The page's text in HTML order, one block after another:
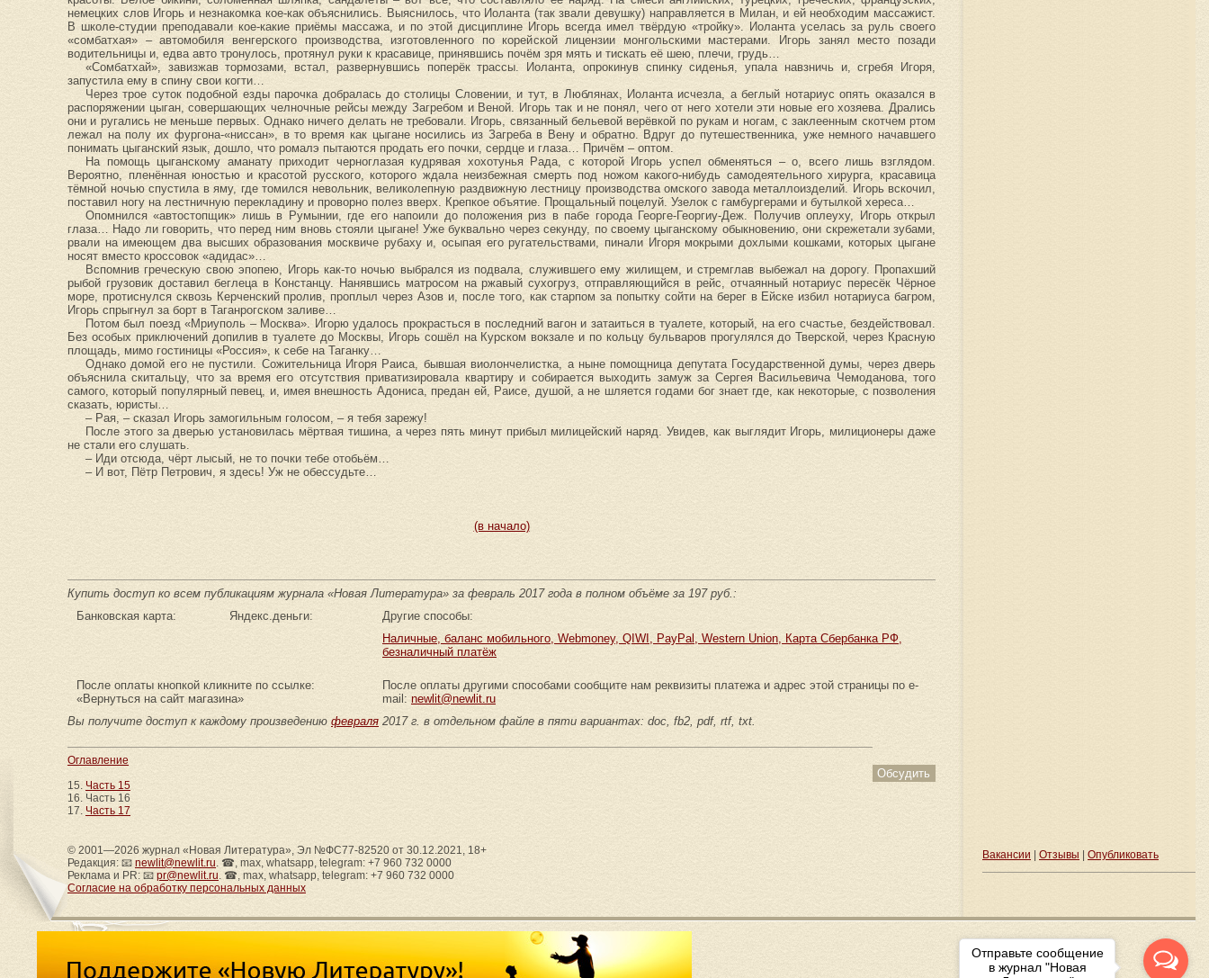
немецких слов Игорь и незнакомка кое-как объяснились. Выяснилось, что Иоланта (так звали девушку) направляется в Милан, и ей необходим массажист.
В школе-студии преподавали кое-какие приёмы массажа, и по этой дисциплине Игорь всегда имел твёрдую «тройку». Иоланта уселась за руль своего
«сомбатхая» – автомобиля венгерского производства, изготовленного по корейской лицензии монгольскими мастерами. Игорь занял место позади
водительницы и, едва авто тронулось, протянул руки к красавице, принявшись почём зря мять и тискать её шею, плечи, грудь…
«Сомбатхай», завизжав тормозами, встал, развернувшись поперёк трассы. Иоланта, опрокинув спинку сиденья, упала навзничь и, сгребя Игоря,
запустила ему в спину свои когти…
Через трое суток подобной езды парочка добралась до столицы Словении, и тут, в Люблянах, Иоланта исчезла, а беглый нотариус опять оказался в
распоряжении цыган, совершающих челночные рейсы между Загребом и Веной. Игорь так и не понял, чего от него хотели эти новые его хозяева. Дрались
они и ругались не меньше первых. Однако ничего делать не требовали. Игорь, связанный бельевой верёвкой по рукам и ногам, с заклеенным скотчем ртом
лежал на полу их фургона-«ниссан», в то время как цыгане носились из Загреба в Вену и обратно. Вдруг до путешественника, уже немного начавшего
понимать цыганский язык, дошло, что ромалэ пытаются продать его почки, сердце и глаза… Причём – оптом.
На помощь цыганскому аманату приходит черноглазая кудрявая хохотунья Рада, с которой Игорь успел обменяться – о, всего лишь взглядом.
Вероятно, пленённая юностью и красотой русского, которого ждала неизбежная смерть под ножом какого-нибудь самодеятельного хирурга, красавица
тёмной ночью спустила в яму, где томился невольник, великолепную раздвижную лестницу производства омского завода металлоизделий. Игорь вскочил,
поставил ногу на лестничную перекладину и проворно полез вверх. Крепкое объятие. Прощальный поцелуй. Узелок с гамбургерами и бутылкой хереса…
Опомнился «автостопщик» лишь в Румынии, где его напоили до положения риз в пабе города Георге-Георгиу-Деж. Получив оплеуху, Игорь открыл
глаза… Надо ли говорить, что перед ним вновь стояли цыгане! Уже буквально через секунду, по своему цыганскому обыкновению, они скрежетали зубами,
рвали на имеющем два высших образования москвиче рубаху и, осыпая его ругательствами, пинали Игоря мокрыми дохлыми кошками, которых цыгане
носят вместо кроссовок «адидас»…
Вспомнив греческую свою эпопею, Игорь как-то ночью выбрался из подвала, служившего ему жилищем, и стремглав выбежал на дорогу. Пропахший
рыбой грузовик доставил беглеца в Констанцу. Нанявшись матросом на ржавый сухогруз, отправляющийся в рейс, отчаянный нотариус пересёк Чёрное
море, протиснулся сквозь Керченский пролив, проплыл через Азов и, после того, как старпом за попытку сойти на берег в Ейске избил нотариуса багром,
Игорь спрыгнул за борт в Таганрогском заливе…
Потом был поезд «Мриуполь – Москва». Игорю удалось прокрасться в последний вагон и затаиться в туалете, который, на его счастье, бездействовал.
Без особых приключений допилив в туалете до Москвы, Игорь сошёл на Курском вокзале и по кольцу бульваров прогулялся до Тверской, через Красную
площадь, мимо гостиницы «Россия», к себе на Таганку…
Однако домой его не пустили. Сожительница Игоря Раиса, бывшая виолончелистка, а ныне помощница депутата Государственной думы, через дверь
объяснила скитальцу, что за время его отсутствия приватизировала квартиру и собирается выходить замуж за Сергея Васильевича Чемоданова, того
самого, который популярный певец, и, имея внешность Адониса, предан ей, Раисе, душой, а не шляется годами бог знает где, как некоторые, с позволения
сказать, юристы…
– Рая, – сказал Игорь замогильным голосом, – я тебя зарежу!
После этого за дверью установилась мёртвая тишина, а через пять минут прибыл милицейский наряд. Увидев, как выглядит Игорь, милиционеры даже
не стали его слушать.
– Иди отсюда, чёрт лысый, не то почки тебе отобьём…
– И вот, Пётр Петрович, я здесь! Уж не обессудьте…
(в начало)
Купить доступ ко всем публикациям журнала «Новая Литература» за февраль 2017 года в полном объёме за 197 руб.:
Банковская карта:
Яндекс.деньги:
Другие способы:
Наличные, баланс мобильного, Webmoney, QIWI, PayPal, Western Union, Карта Сбербанка РФ,
безналичный платёж
После оплаты кнопкой кликните по ссылке:
«Вернуться на сайт магазина»
После оплаты другими способами сообщите нам реквизиты платежа и адрес этой страницы по e-
mail: newlit@newlit.ru
Вы получите доступ к каждому произведению февраля 2017 г. в отдельном файле в пяти вариантах: doc, fb2, pdf, rtf, txt.
Обсудить
Оглавление
15. Часть 15
16. Часть 16
17. Часть 17
© 2001—2026 журнал «Новая Литература», Эл №ФС77-82520 от 30.12.2021, 18+
Редакция: 📧 newlit@newlit.ru. ☎, max, whatsapp, telegram: +7 960 732 0000
Реклама и PR: 📧 pr@newlit.ru. ☎, max, whatsapp, telegram: +7 960 732 0000
Согласие на обработку персональных данных
Вакансии Отзывы Опубликовать
Отправьте сообщение
в журнал "Новая